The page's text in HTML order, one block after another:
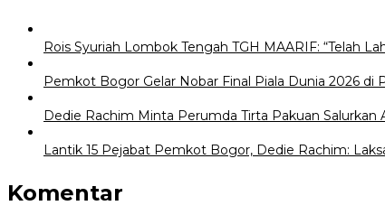
Rois Syuriah Lombok Tengah TGH MAARIF: “Telah
Pemkot Bogor Gelar Nobar Final Piala Dunia 2026 di
Dedie Rachim Minta Perumda Tirta Pakuan Salurkan
Lantik 15 Pejabat Pemkot Bogor, Dedie Rachim:
Komentar